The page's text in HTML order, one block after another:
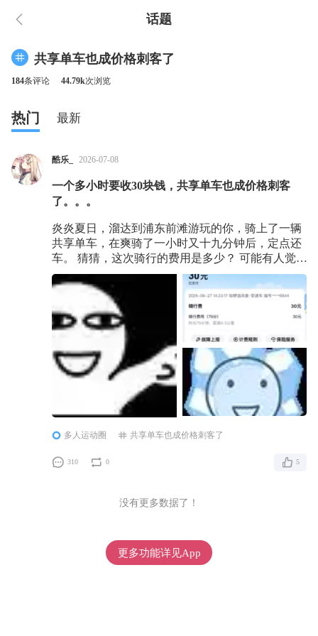
话题
共享单车也成价格刺客了
184条评论 44.79k次浏览
热门 最新
酷乐_ 2026-07-08
一个多小时要收30块钱，共享单车也成价格刺客
了。。。
炎炎夏日，溜达到浦东前滩游玩的你，骑上了一辆
共享单车，在爽骑了一小时又十九分钟后，定点还
车。 猜猜，这次骑行的费用是多少？ 可能有人觉
得，共享单车啊，就几块钱呗。 也有人灵机一动，
都让我猜了，不一般，难道是十多块？ 可如果我
说，你得付 —— 30 块呢？
多人运动圈 共享单车也成价格刺客了
310 0 5
没有更多数据了！
更多功能详见App